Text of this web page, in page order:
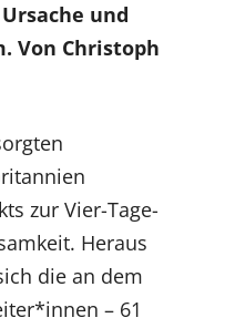
und
Von Christoph
zur Vier-Tage-
Heraus
die an dem
– 61